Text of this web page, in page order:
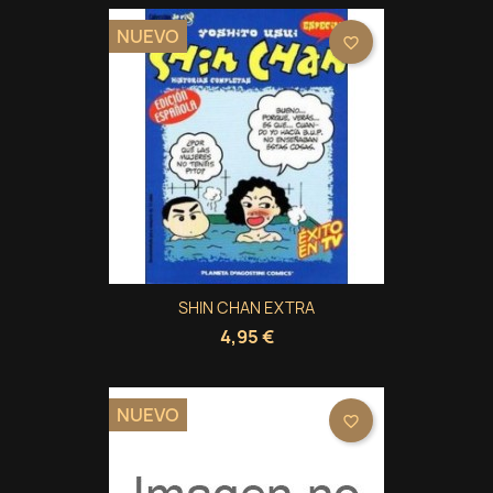
SHIN CHAN EXTRA
4,95 €
NUEVO favorite_border
NUEVO favorite_border